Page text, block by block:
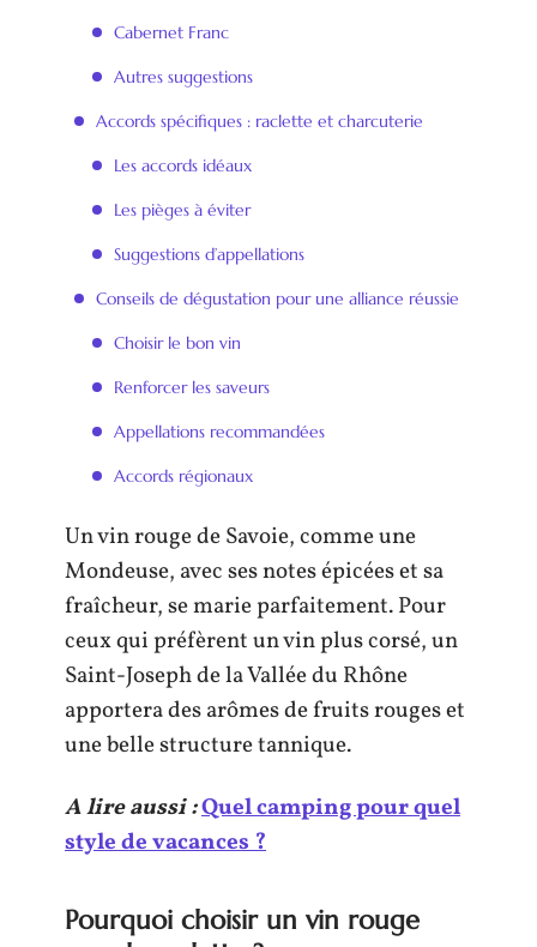
Cabernet Franc
Autres suggestions
Accords spécifiques : raclette et charcuterie
Les accords idéaux
Les pièges à éviter
Suggestions d’appellations
Conseils de dégustation pour une alliance réussie
Choisir le bon vin
Renforcer les saveurs
Appellations recommandées
Accords régionaux
Un vin rouge de Savoie, comme une
Mondeuse, avec ses notes épicées et sa
fraîcheur, se marie parfaitement. Pour
ceux qui préfèrent un vin plus corsé, un
Saint-Joseph de la Vallée du Rhône
apportera des arômes de fruits rouges et
une belle structure tannique.
A lire aussi :Quel camping pour quel
style de vacances ?
Pourquoi choisir un vin rouge